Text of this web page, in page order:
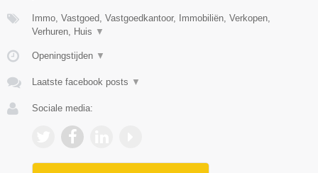
Immo, Vastgoed, Vastgoedkantoor, Immobiliën, Verkopen,
Verhuren, Huis ▼
Openingstijden ▼
Laatste facebook posts ▼
Sociale media: